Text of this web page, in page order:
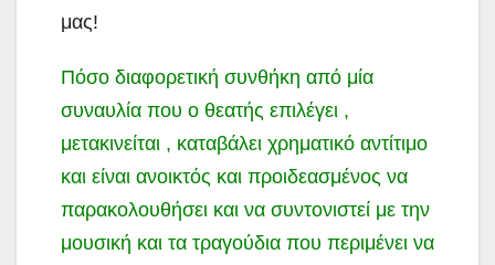
μας!
Πόσο διαφορετική συνθήκη από μία
συναυλία που ο θεατής επιλέγει ,
μετακινείται , καταβάλει χρηματικό αντίτιμο
και είναι ανοικτός και προιδεασμένος να
παρακολουθήσει και να συντονιστεί με την
μουσική και τα τραγούδια που περιμένει να